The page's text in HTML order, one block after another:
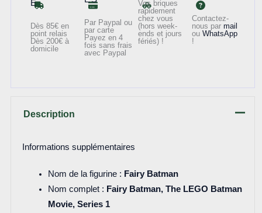
E
Dès 85€ en
point relais
Dès 200€ à
domicile
Par Paypal ou
par carte
Payez en 4
fois sans frais
avec Paypal
Vos briques
rapidement
chez vous
(hors week-
ends et jours
fériés) !
Contactez-
nous par mail
ou WhatsApp
!
Description
Informations supplémentaires
Nom de la figurine : Fairy Batman
Nom complet : Fairy Batman, The LEGO Batman
Movie, Series 1